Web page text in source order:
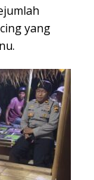
yang